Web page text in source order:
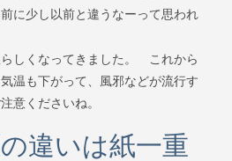
に少し以前と違うなーって思われ
しくなってきました。 これから
温も下がって、風邪などが流行す
意くださいね。
違いは紙一重